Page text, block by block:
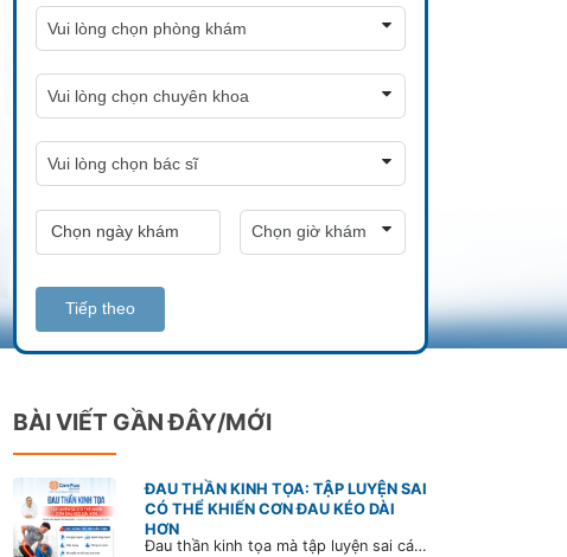
Tiếp theo
BÀI VIẾT GẦN ĐÂY/MỚI
ĐAU THẦN KINH TỌA: TẬP LUYỆN SAI
CÓ THỂ KHIẾN CƠN ĐAU KÉO DÀI
HƠN
Đau thần kinh tọa mà tập luyện sai cách có thể khiến cơn đau trở nặng và kéo dài thời gian hồi phục. Tham khảo chia sẻ của Bác sĩ CarePlus để nắm các động tác cần tránh và có góc nhìn đúng về phương pháp điều trị phù hợp trong bài viết sau.